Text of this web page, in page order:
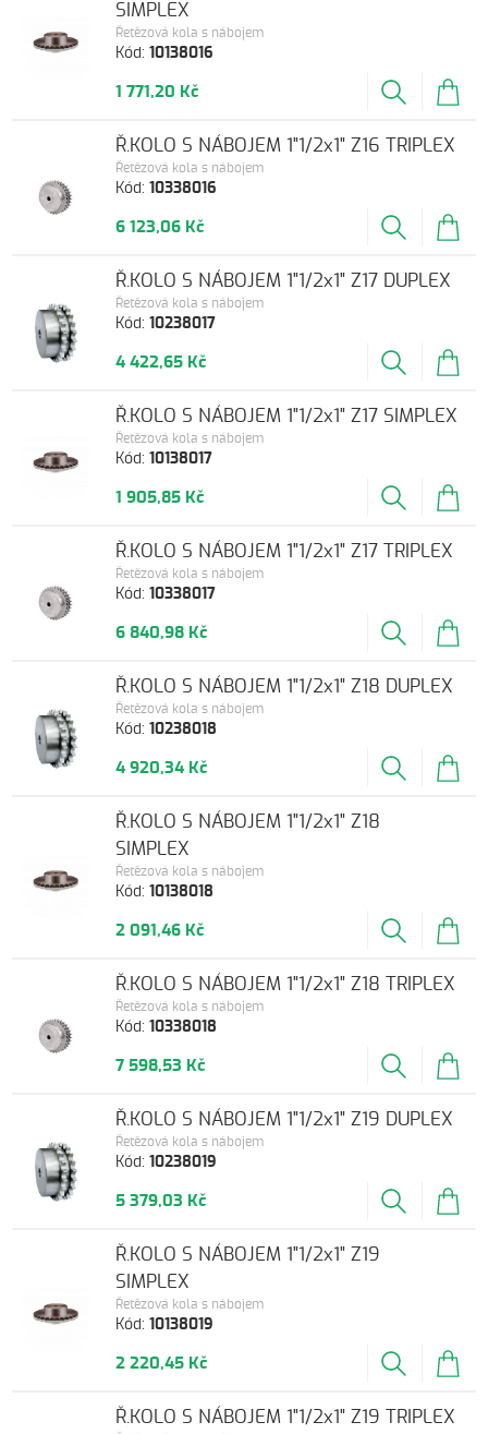
Kód:10138016
Řetězová kola s nábojem
SIMPLEX
1 771,20 Kč
Kód:10338016
Řetězová kola s nábojem
Ř.KOLO S NÁBOJEM 1"1/2x1" Z16 TRIPLEX
6 123,06 Kč
Kód:10238017
Řetězová kola s nábojem
Ř.KOLO S NÁBOJEM 1"1/2x1" Z17 DUPLEX
4 422,65 Kč
Kód:10138017
Řetězová kola s nábojem
Ř.KOLO S NÁBOJEM 1"1/2x1" Z17 SIMPLEX
1 905,85 Kč
Kód:10338017
Řetězová kola s nábojem
Ř.KOLO S NÁBOJEM 1"1/2x1" Z17 TRIPLEX
6 840,98 Kč
Kód:10238018
Řetězová kola s nábojem
Ř.KOLO S NÁBOJEM 1"1/2x1" Z18 DUPLEX
4 920,34 Kč
Kód:10138018
Řetězová kola s nábojem
Ř.KOLO S NÁBOJEM 1"1/2x1" Z18
SIMPLEX
2 091,46 Kč
Kód:10338018
Řetězová kola s nábojem
Ř.KOLO S NÁBOJEM 1"1/2x1" Z18 TRIPLEX
7 598,53 Kč
Kód:10238019
Řetězová kola s nábojem
Ř.KOLO S NÁBOJEM 1"1/2x1" Z19 DUPLEX
5 379,03 Kč
Kód:10138019
Řetězová kola s nábojem
Ř.KOLO S NÁBOJEM 1"1/2x1" Z19
SIMPLEX
2 220,45 Kč
Ř.KOLO S NÁBOJEM 1"1/2x1" Z19 TRIPLEX